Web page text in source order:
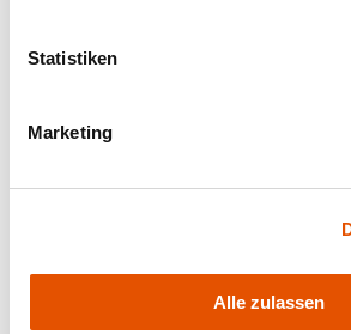
Statistiken
Marketing
Alle zulassen